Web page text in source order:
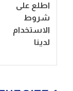
اطلع على
شروط
الاستخدام
لدينا